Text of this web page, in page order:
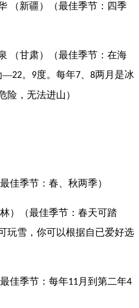
（新疆）（最佳季节：四季
（甘肃）（最佳季节：在海
—22。 9度。每年7 8两月是冰
险，无法进山）
佳季节：春、秋两季）
）（最佳季节：春天可踏
玩雪，你可以根据自已爱好选
佳季节：每年11月到第二年4